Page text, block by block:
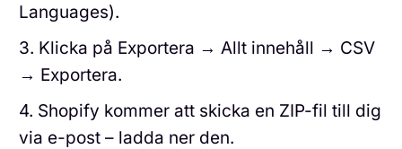
Languages).
3. Klicka på Exportera → Allt innehåll → CSV
→ Exportera.
4. Shopify kommer att skicka en ZIP-fil till dig
via e-post – ladda ner den.